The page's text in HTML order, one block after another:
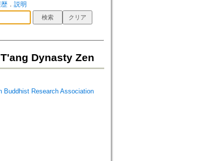
． 説明
Dynasty Zen
Buddhist Research Association